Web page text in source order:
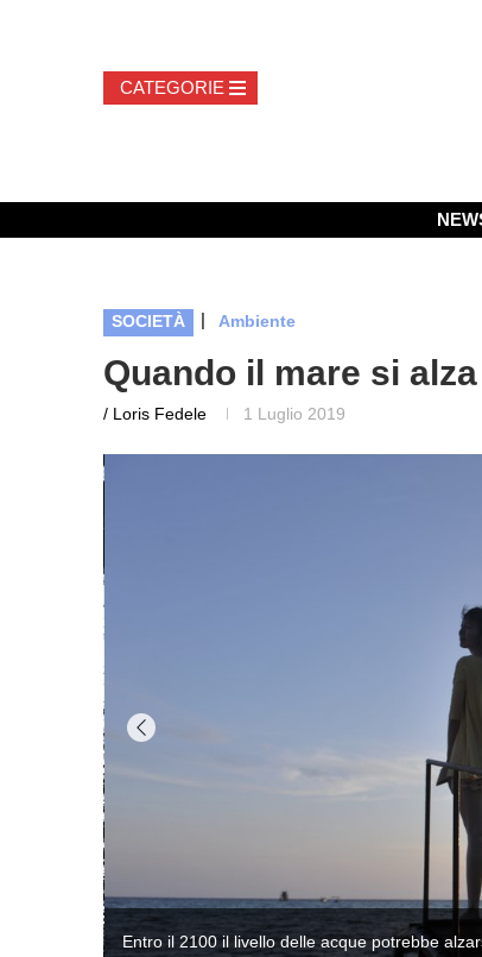
SOCIETÀ | Ambiente
Quando il mare si alza
/ Loris Fedele 1 Luglio 2019
alzarsi di circa 35 centimetri (pxhere.com)